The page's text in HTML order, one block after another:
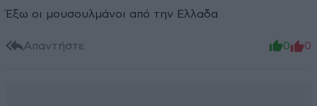
Έξω οι μουσουλμάνοι από την Ελλαδα
Απαντήστε 0 0